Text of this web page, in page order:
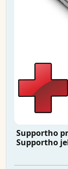
Supportho
Supportho